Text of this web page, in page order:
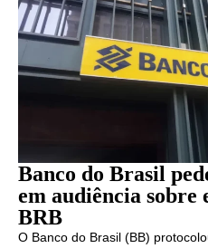
Banco do Brasil
em audiência sobre
BRB
O Banco do Brasil (BB)